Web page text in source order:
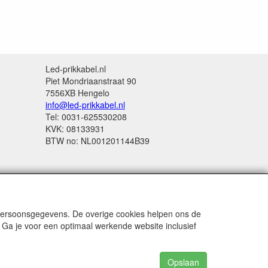
Led-prikkabel.nl
Piet Mondriaanstraat 90
7556XB Hengelo
info@led-prikkabel.nl
Tel: 0031-625530208
KVK: 08133931
BTW no: NL001201144B39
De overige cookies helpen ons de
je voor een optimaal werkende website inclusief
Opslaan